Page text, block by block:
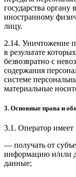
государства органу
иностранному
лицу.
2.14. Уничтожение
в результате
безвозвратно с
содержания
системе
материальные
3. Основные права и
3.1. Оператор имеет
— получать от
информацию и/или
данные;